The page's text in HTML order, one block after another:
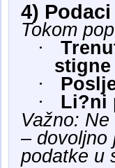
4)
Tokom
·
·
·
Li?ni
Važno:
– dovoljno
podatke u